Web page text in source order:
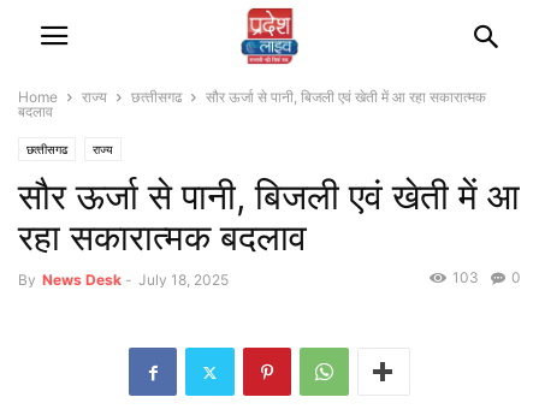
Home राज्‍य छत्‍तीसगढ
सौर ऊर्जा से पानी, बिजली एवं खेती में आ रहा सकारात्मक
बदलाव
छत्‍तीसगढ राज्‍य
सौर ऊर्जा से पानी, बिजली एवं खेती में आ
रहा सकारात्मक बदलाव
By News Desk - July 18, 2025 0
103